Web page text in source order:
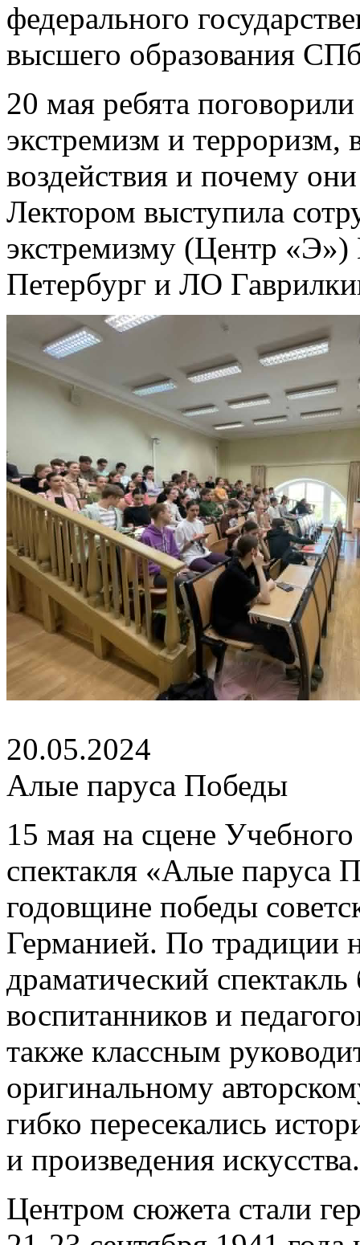
федерального
высшего образования
20 мая ребята
экстремизм и
воздействия и почему
Лектором выступила
экстремизму (Центр
Петербург и ЛО
20.05.2024
Алые паруса Победы
15 мая на сцене Учебного
спектакля «Алые паруса
годовщине победы
Германией. По традиции
драматический
воспитанников и
также классным
оригинальному
гибко пересекались
и произведения искусства.
Центром сюжета стали